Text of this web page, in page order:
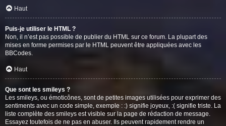
Haut
Puis-je utiliser le HTML ?
Non, il n’est pas possible de publier du HTML sur ce forum. La plupart des
mises en forme permises par le HTML peuvent être appliquées avec les
BBCodes.
Haut
Que sont les smileys ?
Les smileys, ou émoticônes, sont de petites images utilisées pour exprimer des
sentiments avec un code simple, exemple : :) signifie joyeux, :( signifie triste. La
liste complète des smileys est visible sur la page de rédaction de message.
Essayez toutefois de ne pas en abuser. Ils peuvent rapidement rendre un